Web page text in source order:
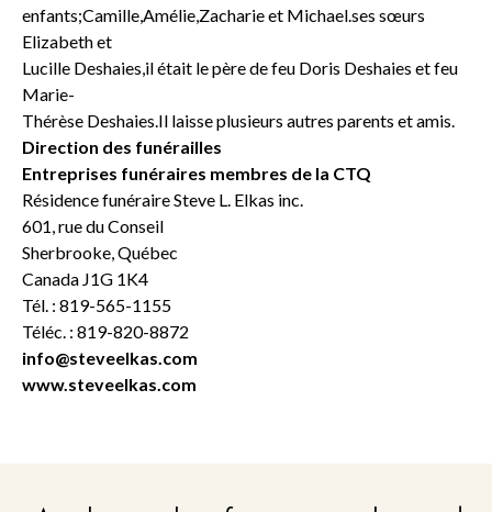
enfants;Camille,Amélie,Zacharie et Michael.ses sœurs
Elizabeth et
Lucille Deshaies,il était le père de feu Doris Deshaies et feu
Marie-
Thérèse Deshaies.Il laisse plusieurs autres parents et amis.
Direction des funérailles
Entreprises funéraires membres de la CTQ
Résidence funéraire Steve L. Elkas inc.
601, rue du Conseil
Sherbrooke, Québec
Canada J1G 1K4
Tél. : 819-565-1155
Téléc. : 819-820-8872
info@steveelkas.com
www.steveelkas.com